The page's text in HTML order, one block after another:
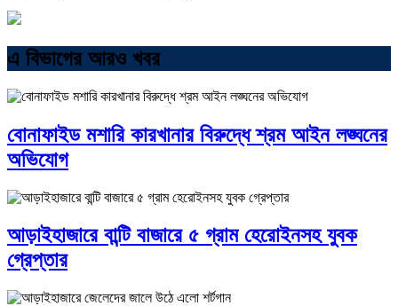
এ বিভাগের আরও খবর
বোনাফাইড মশারি কারখানার বিরুদ্ধে শ্রম আইন লঙ্ঘনের
অভিযোগ
আড়াইহাজারে বান্টি বাজারে ৫ গ্রাম হেরোইনসহ যুবক
গ্রেপ্তার